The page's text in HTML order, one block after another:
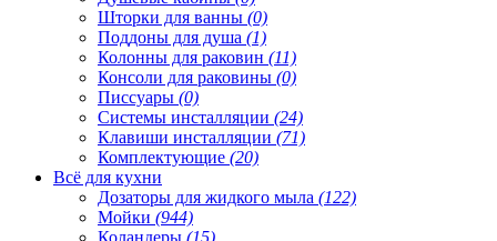
Шторки для ванны (0)
Поддоны для душа (1)
Колонны для раковин (11)
Консоли для раковины (0)
Писсуары (0)
Системы инсталляции (24)
Клавиши инсталляции (71)
Комплектующие (20)
Всё для кухни
Дозаторы для жидкого мыла (122)
Мойки (944)
Коландеры (15)